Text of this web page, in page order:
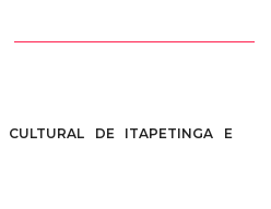
CULTURAL DE ITAPETINGA E